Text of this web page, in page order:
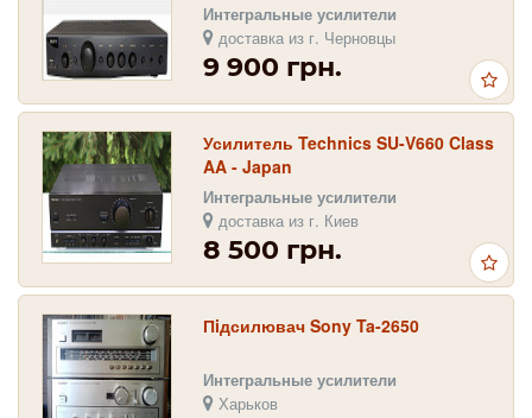
Интегральные усилители
доставка из г. Черновцы
9 900 грн.
Усилитель Technics SU-V660 Class
AA - Japan
Интегральные усилители
доставка из г. Киев
8 500 грн.
Пiдсилювач Sony Ta-2650
Интегральные усилители
Харьков